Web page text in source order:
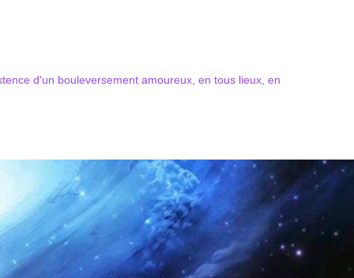
d'un bouleversement amoureux, en tous lieux, en